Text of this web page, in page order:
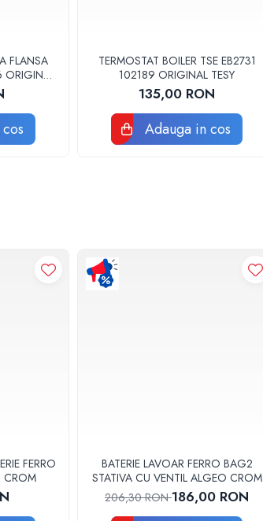
FLANSA
TERMOSTAT BOILER TSE EB2731
102189 ORIGINAL TESY
135,00 RON
Adauga in cos
FERRO
CROM
BATERIE LAVOAR FERRO BAG2
STATIVA CU VENTIL ALGEO CROM
206,30 RON186,00 RON